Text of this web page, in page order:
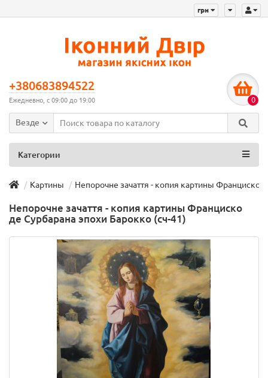
грн
+380683894522
Ежедневно, с 09:00 до 19:00 0
Везде
Категории
Картины Непорочне зачаття - копия картины Франциско
Непорочне зачаття - копия картины Франциско
де Сурбарана эпохи Барокко (сч-41)